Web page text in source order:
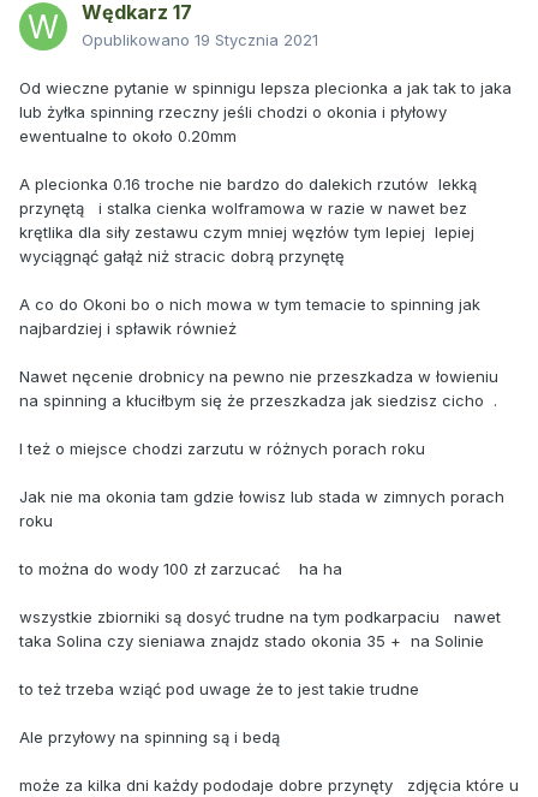
Wędkarz 17
Opublikowano 19 Stycznia 2021
Od wieczne pytanie w spinnigu lepsza plecionka a jak tak to jaka
lub żyłka spinning rzeczny jeśli chodzi o okonia i płyłowy
ewentualne to około 0.20mm
A plecionka 0.16 troche nie bardzo do dalekich rzutów lekką
przynętą i stalka cienka wolframowa w razie w nawet bez
krętlika dla siły zestawu czym mniej węzłów tym lepiej lepiej
wyciągnąć gałąż niż stracic dobrą przynętę
A co do Okoni bo o nich mowa w tym temacie to spinning jak
najbardziej i spławik również
Nawet nęcenie drobnicy na pewno nie przeszkadza w łowieniu
na spinning a kłuciłbym się że przeszkadza jak siedzisz cicho .
I też o miejsce chodzi zarzutu w różnych porach roku
Jak nie ma okonia tam gdzie łowisz lub stada w zimnych porach
roku
to można do wody 100 zł zarzucać ha ha
wszystkie zbiorniki są dosyć trudne na tym podkarpaciu nawet
taka Solina czy sieniawa znajdz stado okonia 35 + na Solinie
to też trzeba wziąć pod uwage że to jest takie trudne
Ale przyłowy na spinning są i bedą
może za kilka dni każdy pododaje dobre przynęty zdjęcia które u